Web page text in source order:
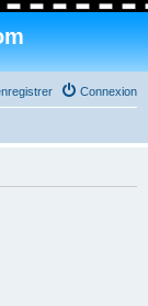
Connexion